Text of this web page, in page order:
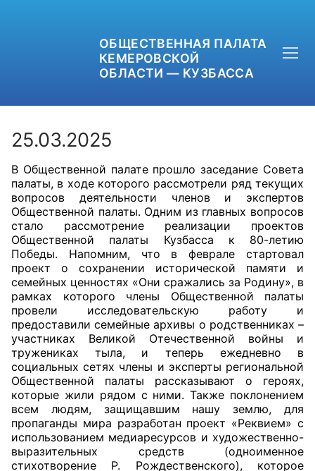
ОБЩЕСТВЕННАЯ ПАЛАТА
КЕМЕРОВСКОЙ
ОБЛАСТИ — КУЗБАССА
+7 (3842) 58-82-40
OPKO42@BK.RU
ОБРАТНАЯ СВЯЗЬ
Главная
Общественные советы
Общественные советы при территориальных
органах федеральных органов
исполнительной власти
25.03.2025
В Общественной палате прошло заседание Совета
палаты, в ходе которого рассмотрели ряд текущих
вопросов деятельности членов и экспертов
Общественной палаты. Одним из главных вопросов
стало рассмотрение реализации проектов
Общественной палаты Кузбасса к 80-летию
Победы. Напомним, что в феврале стартовал
проект о сохранении исторической памяти и
семейных ценностях «Они сражались за Родину», в
рамках которого члены Общественной палаты
провели исследовательскую работу и
предоставили семейные архивы о родственниках –
участниках Великой Отечественной войны и
тружениках тыла, и теперь ежедневно в
социальных сетях члены и эксперты региональной
Общественной палаты рассказывают о героях,
которые жили рядом с ними. Также поклонением
всем людям, защищавшим нашу землю, для
пропаганды мира разработан проект «Реквием» с
использованием медиаресурсов и художественно-
выразительных средств (одноименное
стихотворение Р. Рождественского), которое